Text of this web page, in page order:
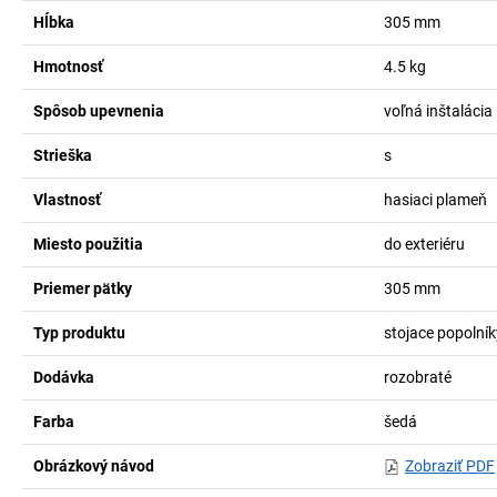
Hĺbka 305 mm
Hmotnosť 4.5 kg
Spôsob upevnenia voľná inštalácia
Strieška s
Vlastnosť hasiaci plameň
Miesto použitia do exteriéru
Priemer pätky 305 mm
Typ produktu stojace
Dodávka rozobraté
Farba šedá
Obrázkový návod Zobraziť PDF